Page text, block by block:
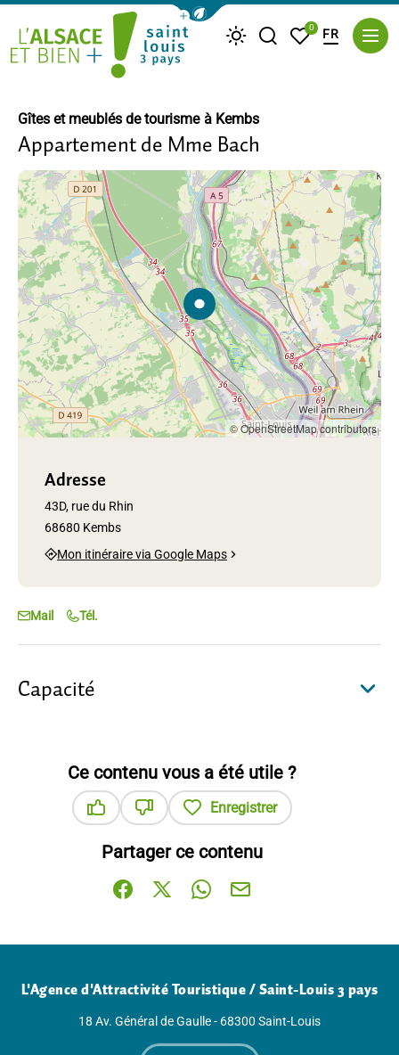
Afficher la barre de navigation du
MétéoJe recherche
Mes favoris
0 FR
Gîtes et meublés de tourisme à Kembs
Appartement de Mme Bach
Capacité
© OpenStreetMap contributors
Adresse
43D, rue du Rhin
68680 Kembs
Mon itinéraire via Google Maps
Mail Tél.
Ce contenu vous a été utile ?
Enregistrer
Partager ce contenu
Partager sur Facebook (nouvelle fenêtre)
Partager sur X / Twitter (nouvelle
Partager sur WhatsApp
Partager par mail
L'Agence d'Attractivité Touristique / Saint-Louis 3 pays
18 Av. Général de Gaulle - 68300 Saint-Louis